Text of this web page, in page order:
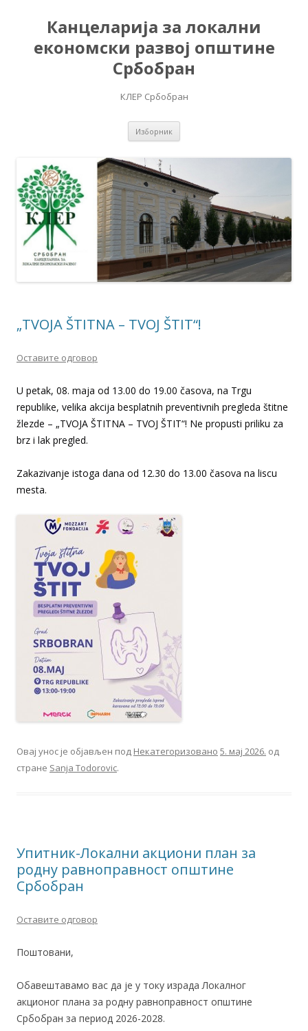
Канцеларија за локални
економски развој општине
Србобран
КЛЕР Србобран
Изборник
„TVOJA ŠTITNA – TVOJ ŠTIT“!
Оставите одговор
U petak, 08. maja od 13.00 do 19.00 časova, na Trgu
republike, velika akcija besplatnih preventivnih pregleda štitne
žlezde – „TVOJA ŠTITNA – TVOJ ŠTIT“! Ne propusti priliku za
brz i lak pregled.
Zakazivanje istoga dana od 12.30 do 13.00 časova na liscu
mesta.
Овај унос је објављен под Некатегоризовано 5. мај 2026. од
стране Sanja Todorovic.
Упитник-Локални акциони план за
родну равноправност општине
Србобран
Оставите одговор
Поштовани,
Обавештавамо вас да је у току израда Локалног
акционог плана за родну равноправност општине
Србобран за период 2026-2028.